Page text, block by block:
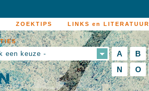
ZOEKTIPS LINKS en LITERATUUR
een keuze - A B
N
O